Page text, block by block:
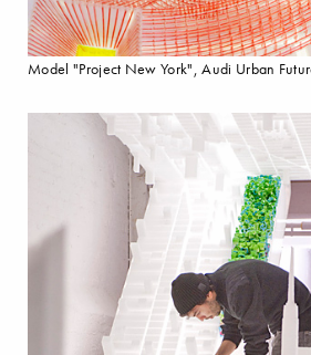
Model "Project New York", Audi Urban